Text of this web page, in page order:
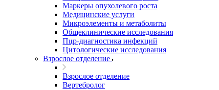
Маркеры опухолевого роста
Медицинские услуги
Микроэлементы и метаболиты
Общеклинические исследования
Пцр-диагностика инфекций
Цитологические исследования
Взрослое отделение
Взрослое отделение
Вертебролог